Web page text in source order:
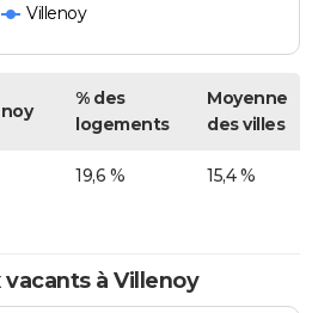
Villenoy
% des
logements
Moyenne
des villes
19,6 % 15,4 %
à Villenoy